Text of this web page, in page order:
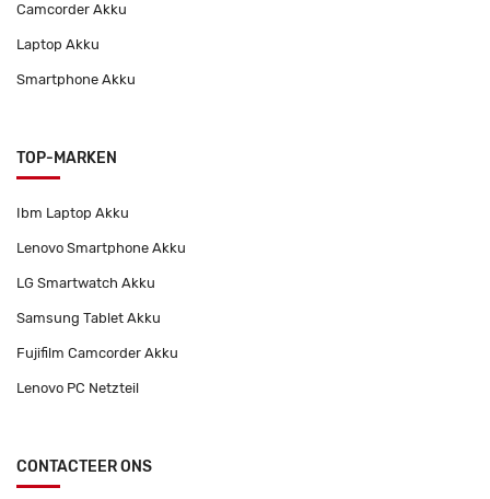
Camcorder Akku
Laptop Akku
Smartphone Akku
TOP-MARKEN
Ibm Laptop Akku
Lenovo Smartphone Akku
LG Smartwatch Akku
Samsung Tablet Akku
Fujifilm Camcorder Akku
Lenovo PC Netzteil
CONTACTEER ONS